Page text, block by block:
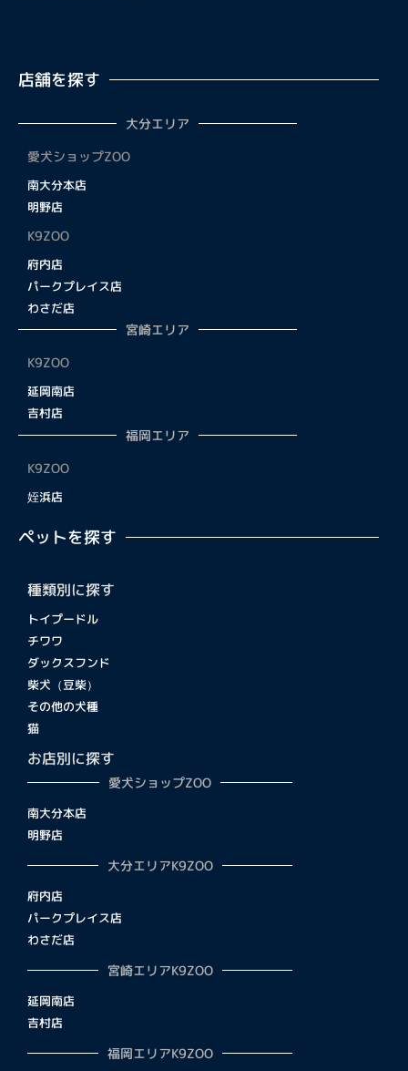
店舗を探す
大分エリア
愛犬ショップZOO
南大分本店
明野店
K9ZOO
府内店
パークプレイス店
わさだ店
宮崎エリア
K9ZOO
延岡南店
吉村店
福岡エリア
K9ZOO
姪浜店
ペットを探す
種類別に探す
トイプードル
チワワ
ダックスフンド
柴犬（豆柴）
その他の犬種
猫
お店別に探す
愛犬ショップZOO
南大分本店
明野店
大分エリアK9ZOO
府内店
パークプレイス店
わさだ店
宮崎エリアK9ZOO
延岡南店
吉村店
福岡エリアK9ZOO